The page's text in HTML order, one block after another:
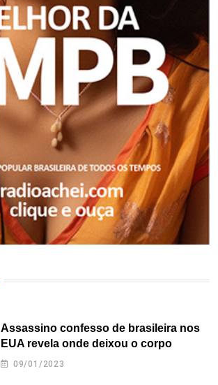
Assassino confesso de brasileira nos
EUA revela onde deixou o corpo
09/01/2023